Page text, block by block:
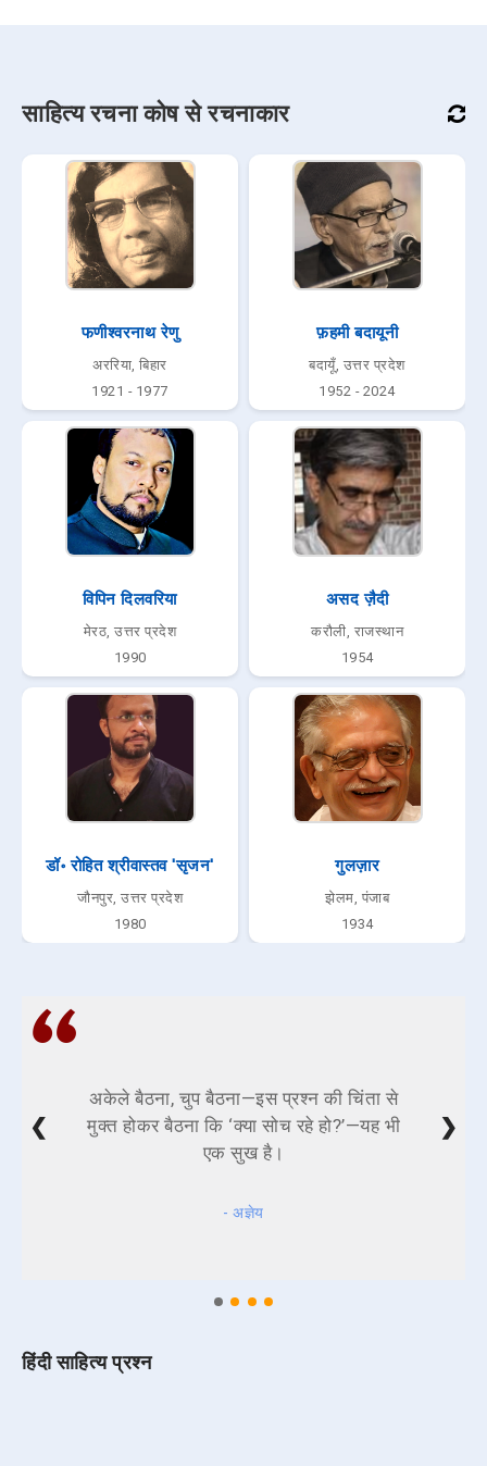
साहित्य रचना कोष से रचनाकार
फणीश्वरनाथ रेणु
अररिया, बिहार
1921 - 1977
फ़हमी बदायूनी
बदायूँ, उत्तर प्रदेश
1952 - 2024
विपिन दिलवरिया
मेरठ, उत्तर प्रदेश
1990
असद ज़ैदी
करौली, राजस्थान
1954
डॉ॰ रोहित श्रीवास्तव 'सृजन'
जौनपुर, उत्तर प्रदेश
1980
गुलज़ार
झेलम, पंजाब
1934
अकेले बैठना, चुप बैठना—इस प्रश्न की चिंता से
मुक्त होकर बैठना कि ‘क्या सोच रहे हो?’—यह भी
एक सुख है।
- अज्ञेय
❮ ❯
हिंदी साहित्य प्रश्न